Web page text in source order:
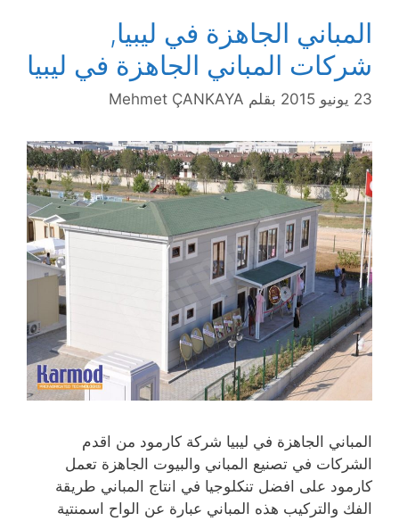
المباني الجاهزة في ليبيا,
شركات المباني الجاهزة في ليبيا
23 يونيو 2015 بقلم Mehmet ÇANKAYA
المباني الجاهزة في ليبيا شركة كارمود من اقدم
الشركات في تصنيع المباني والبيوت الجاهزة تعمل
كارمود على افضل تنكلوجيا في انتاج المباني طريقة
الفك والتركيب هذه المباني عبارة عن الواح اسمنتية